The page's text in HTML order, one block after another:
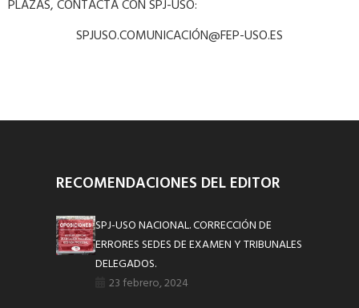
PLAZAS, CONTACTA CON SPJ-USO:
SPJUSO.COMUNICACIÓN@FEP-USO.ES
RECOMENDACIONES DEL EDITOR
SPJ-USO NACIONAL. CORRECCIÓN DE
ERRORES SEDES DE EXAMEN Y TRIBUNALES
DELEGADOS.
23 febrero, 2024